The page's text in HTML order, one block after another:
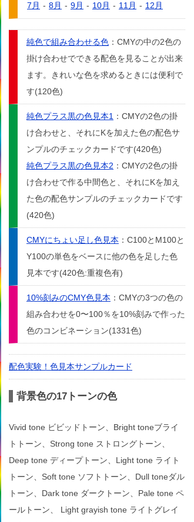
7月 - 8月 - 9月 - 10月 - 11月 - 12月
純色で組み合わせる色 ：CMYの中の2色の
掛け合わせでできる配色を見ることが出来
ます。きれいな色を求めるときには便利で
す(120色)
純色プラス黒の色見本1 ：CMYの2色の掛
け合わせと、それにKを加えた色の配色サ
ンプルのチェックカードです(420色)
純色プラス黒の色見本2 ：CMYの2色の掛
け合わせで作る中間色と、それにKを加え
た色の配色サンプルのチェックカードです
(420色)
CMYにちょい足し色見本 ：C100とM100と
Y100の単色をベースに他の色を足した色
見本です(420色:重複色有)
10%刻みのCMY色見本 ：CMYの3つの色の
組み合わせを0〜100％を10%刻みで作った
色のコンビネーション(1331色)
配色実験！色見本サンプルカード
背景色の17トーンの色
Vivid tone ビビッドトーン、Bright toneブライ
トトーン、Strong tone ストロングトーン、
Deep tone ディープトーン、Light tone ライト
トーン、Soft tone ソフトトーン、Dull toneダル
トーン、Dark tone ダークトーン、Pale tone ペ
ールトーン、 Light grayish tone ライトグレイ